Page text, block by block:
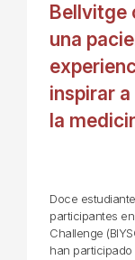
Bellvitge
una
inspirar
la
Doce
participantes
Challenge
han participado